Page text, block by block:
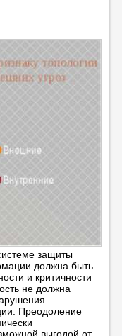
защиты
должна быть
и критичности
не должна
Преодоление
выгодой от